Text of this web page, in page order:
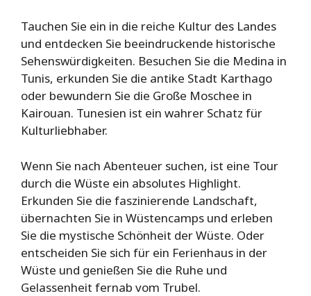
Tauchen Sie ein in die reiche Kultur des Landes
und entdecken Sie beeindruckende historische
Sehenswürdigkeiten. Besuchen Sie die Medina in
Tunis, erkunden Sie die antike Stadt Karthago
oder bewundern Sie die Große Moschee in
Kairouan. Tunesien ist ein wahrer Schatz für
Kulturliebhaber.
Wenn Sie nach Abenteuer suchen, ist eine Tour
durch die Wüste ein absolutes Highlight.
Erkunden Sie die faszinierende Landschaft,
übernachten Sie in Wüstencamps und erleben
Sie die mystische Schönheit der Wüste. Oder
entscheiden Sie sich für ein Ferienhaus in der
Wüste und genießen Sie die Ruhe und
Gelassenheit fernab vom Trubel.